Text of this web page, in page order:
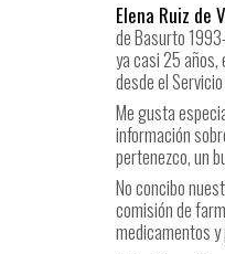
Elena Ruiz de
de Basurto
ya casi 25 años,
desde el
Me gusta
información
pertenezco, un
No concibo
comisión de
medicamentos